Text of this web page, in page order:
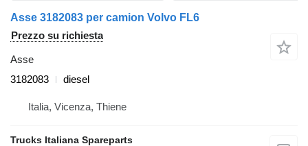
Asse 3182083 per camion Volvo FL6
Prezzo su richiesta
Asse
3182083
diesel
Italia, Vicenza, Thiene
Trucks Italiana Spareparts